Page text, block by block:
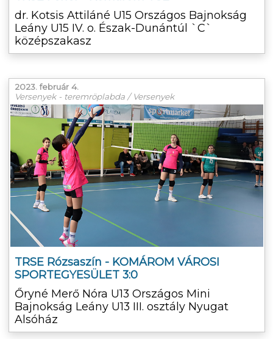
dr. Kotsis Attiláné U15 Országos Bajnokság
Leány U15 IV. o. Észak-Dunántúl `C`
középszakasz
2023. február 4.
Versenyek - teremröplabda / Versenyek
TRSE Rózsaszín - KOMÁROM VÁROSI
SPORTEGYESÜLET 3:0
Őryné Merő Nóra U13 Országos Mini
Bajnokság Leány U13 III. osztály Nyugat
Alsóház